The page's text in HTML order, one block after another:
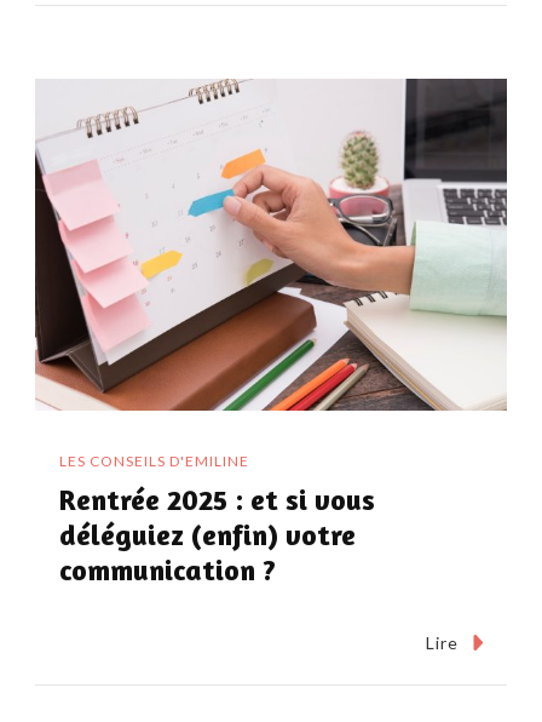
LES CONSEILS D'EMILINE
Rentrée 2025 : et si vous
déléguiez (enfin) votre
communication ?
Lire